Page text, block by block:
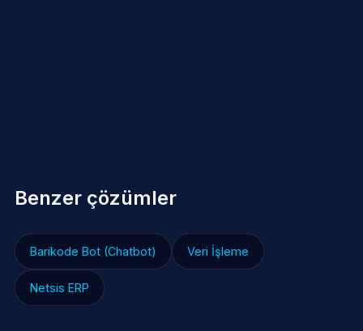
Benzer çözümler
Barikode Bot (Chatbot) Veri İşleme
Netsis ERP